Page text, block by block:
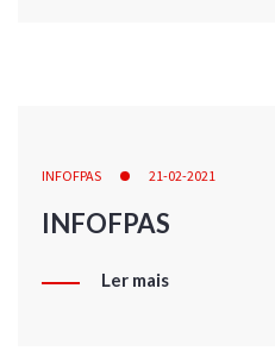
INFOFPAS 21-02-2021
INFOFPAS
Ler mais